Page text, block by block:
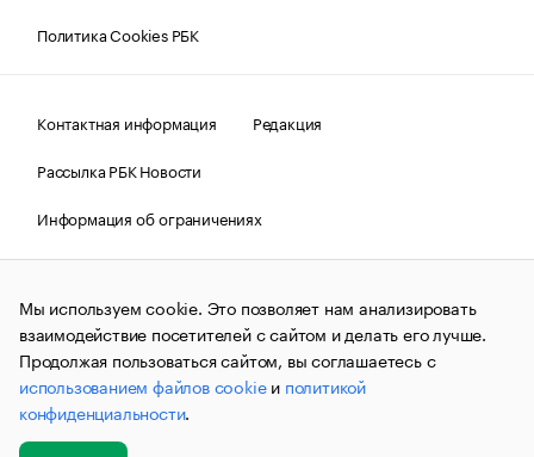
Политика Cookies РБК
Контактная информация
Редакция
Рассылка РБК Новости
Информация об ограничениях
Правовая информация
О соблюдении авторских прав
© АО «РОСБИЗНЕСКОНСАЛТИНГ»,1995–2026.Сообщения
и материалы информационного агентства «РБК»
(зарегистрировано Федеральной службой по надзору в сфере
связи, информационных технологий и массовых
коммуникаций (Роскомнадзор) 09.12.2015 за номером ИА
№ФС77-63848) сопровождаются пометкой «РБК». Отдельные
публикации могут содержать информацию,
не предназначенную для пользователей
Мы используем cookie. Это позволяет нам анализировать
взаимодействие посетителей с сайтом и делать его лучше.
Продолжая пользоваться сайтом, вы соглашаетесь с
использованием файлов cookieи политикой
конфиденциальности.